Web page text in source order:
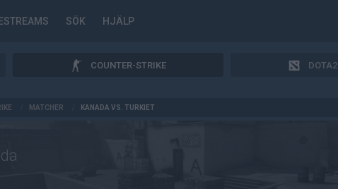
SÖK HJÄLP
COUNTER-STRIKE DOTA2
MATCHER KANADA VS. TURKIET